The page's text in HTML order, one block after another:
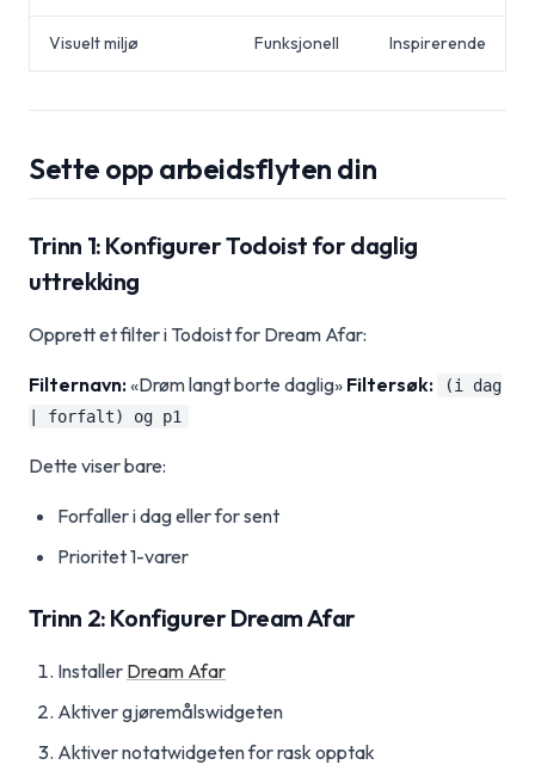
Visuelt miljø Funksjonell Inspirerende
Sette opp arbeidsflyten din
Trinn 1: Konfigurer Todoist for daglig
uttrekking
Opprett et filter i Todoist for Dream Afar:
Filternavn:«Drøm langt borte daglig» Filtersøk:
(i dag
| forfalt) og p1
Dette viser bare:
Forfaller i dag eller for sent
Prioritet 1-varer
Trinn 2: Konfigurer Dream Afar
Installer Dream Afar
Aktiver gjøremålswidgeten
Aktiver notatwidgeten for rask opptak